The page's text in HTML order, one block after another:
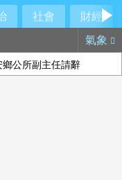
社會
財經
氣象
公所副主任請辭